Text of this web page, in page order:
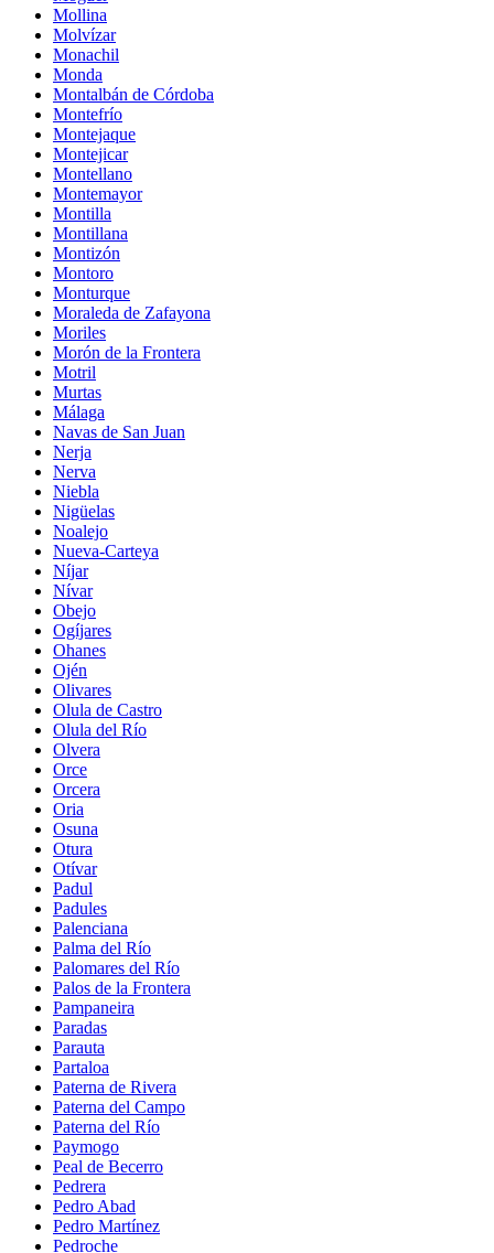
Mollina
Molvízar
Monachil
Monda
Montalbán de Córdoba
Montefrío
Montejaque
Montejicar
Montellano
Montemayor
Montilla
Montillana
Montizón
Montoro
Monturque
Moraleda de Zafayona
Moriles
Morón de la Frontera
Motril
Murtas
Málaga
Navas de San Juan
Nerja
Nerva
Niebla
Nigüelas
Noalejo
Nueva-Carteya
Níjar
Nívar
Obejo
Ogíjares
Ohanes
Ojén
Olivares
Olula de Castro
Olula del Río
Olvera
Orce
Orcera
Oria
Osuna
Otura
Otívar
Padul
Padules
Palenciana
Palma del Río
Palomares del Río
Palos de la Frontera
Pampaneira
Paradas
Parauta
Partaloa
Paterna de Rivera
Paterna del Campo
Paterna del Río
Paymogo
Peal de Becerro
Pedrera
Pedro Abad
Pedro Martínez
Pedroche